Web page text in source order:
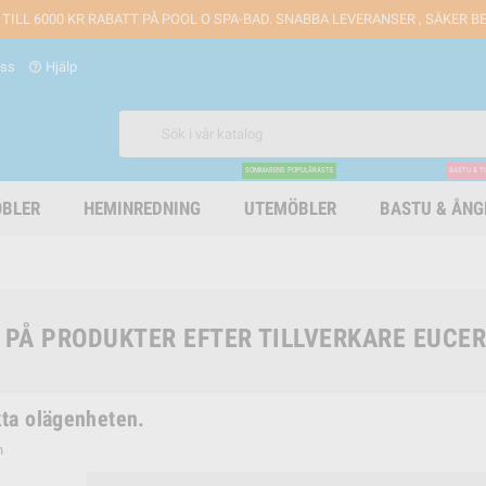
TILL 6000 KR RABATT PÅ POOL O SPA-BAD. SNABBA LEVERANSER , SÄKER
help_outline Hjälp
HEMINREDNING UTEMÖBLER
SOMMARENS POPULÄRASTE
BASTU &
BASTU &
PRODUKTER EFTER TILLVERKARE
olägenheten.